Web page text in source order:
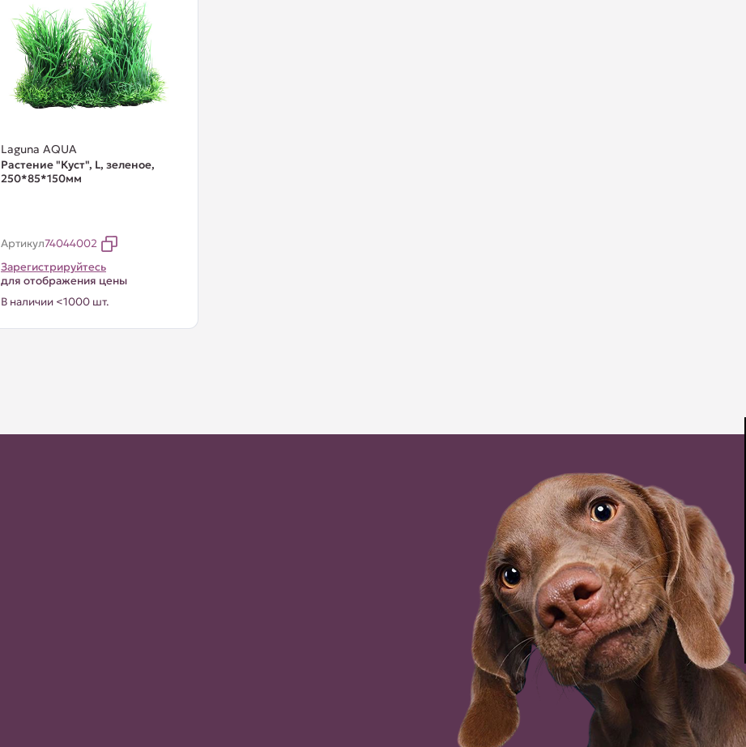
Laguna AQUA
Растение "Куст", L, зеленое,
250*85*150мм
Артикул74044002
Зарегистрируйтесь
для отображения цены
В наличии <1000 шт.